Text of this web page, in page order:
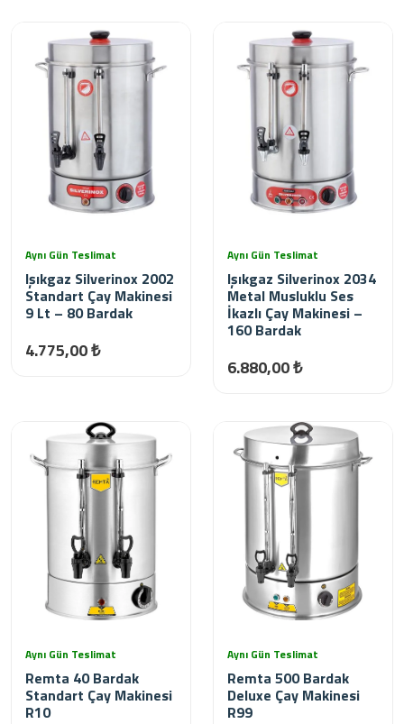
Aynı Gün Teslimat
Işıkgaz Silverinox 2002
Standart Çay Makinesi
9 Lt – 80 Bardak
4.775,00 ₺
Aynı Gün Teslimat
Işıkgaz Silverinox 2034
Metal Musluklu Ses
İkazlı Çay Makinesi –
160 Bardak
6.880,00 ₺
Aynı Gün Teslimat
Remta 40 Bardak
Standart Çay Makinesi
R10
Aynı Gün Teslimat
Remta 500 Bardak
Deluxe Çay Makinesi
R99